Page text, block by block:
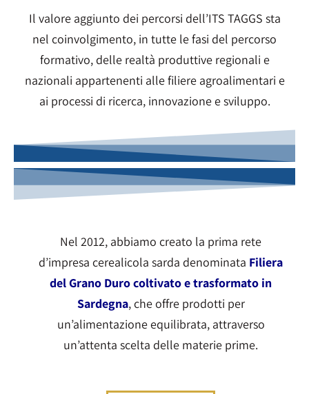
Il valore aggiunto dei percorsi dell’ITS TAGGS sta
nel coinvolgimento, in tutte le fasi del percorso
formativo, delle realtà produttive regionali e
nazionali appartenenti alle filiere agroalimentari e
ai processi di ricerca, innovazione e sviluppo.
Nel 2012, abbiamo creato la prima rete
d’impresa cerealicola sarda denominata Filiera
del Grano Duro coltivato e trasformato in
Sardegna, che offre prodotti per
un’alimentazione equilibrata, attraverso
un’attenta scelta delle materie prime.